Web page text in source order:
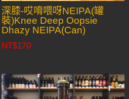
深膝-哎唷喂呀NEIPA(罐
裝)Knee Deep Oopsie
Dhazy NEIPA(Can)
NT$170